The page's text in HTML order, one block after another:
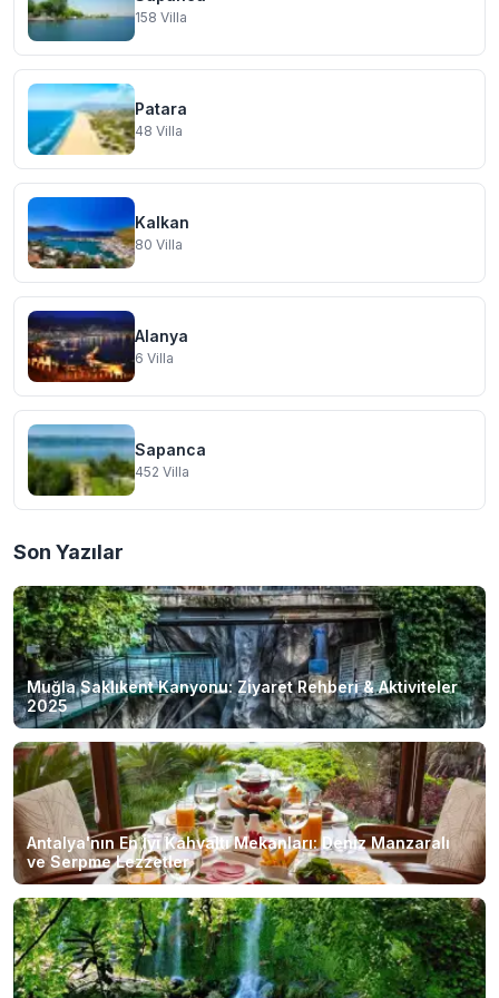
158 Villa
Patara
48 Villa
Kalkan
80 Villa
Alanya
6 Villa
Sapanca
452 Villa
Son Yazılar
Muğla Saklıkent Kanyonu: Ziyaret Rehberi & Aktiviteler
2025
Antalya'nın En İyi Kahvaltı Mekanları: Deniz Manzaralı
ve Serpme Lezzetler